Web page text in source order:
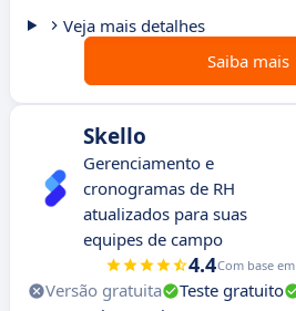
Veja mais detalhes
Saiba mais
Skello
Gerenciamento e
cronogramas de RH
atualizados para suas
equipes de campo
4.4Com base em
Versão gratuita Teste gratuito